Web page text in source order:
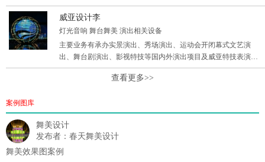
威亚设计李
灯光音响 舞台舞美 演出相关设备
主要业务有承办实景演出、秀场演出、运动会开闭幕式文艺演
出、舞台剧演出、影视特技等国内外演出项目及威亚特技表演设
计与制作，威亚机械设备设计与制作。
查看更多>>
案例图库
舞美设计
发布者：春天舞美设计
舞美效果图案例